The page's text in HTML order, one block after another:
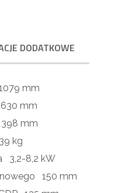
DODATKOWE
mm
630 mm
398 mm
kg
3,2-8,2 kW
150 mm